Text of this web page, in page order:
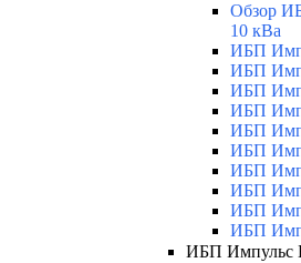
Обзор
10 кВа
ИБП
ИБП
ИБП
ИБП
ИБП
ИБП
ИБП
ИБП
ИБП
ИБП
ИБП Импульс